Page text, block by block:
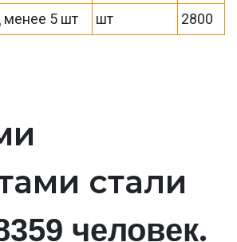
менее 5 шт
шт 2800
стали
человек.